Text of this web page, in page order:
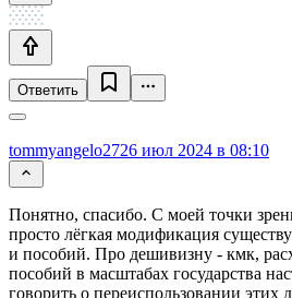
Ответить
tommyangelo2726 июл 2024 в 08:10
Понятно, спасибо. С моей точки
просто лёгкая модификация
и пособий. Про дешивизну - кмк,
пособий в масштабах государства
говорить о переиспользовании этих